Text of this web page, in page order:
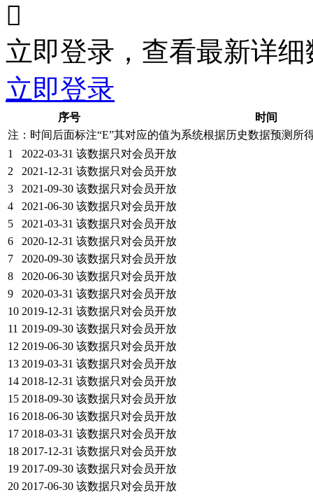

立即登录，查看最新详细
立即登录
序号
时间
注：时间后面标注“E”其对应的值为系统根据历史数据预测所
1
2022-03-31 该数据只对会员开放
2
2021-12-31 该数据只对会员开放
3
2021-09-30 该数据只对会员开放
4
2021-06-30 该数据只对会员开放
5
2021-03-31 该数据只对会员开放
6
2020-12-31 该数据只对会员开放
7
2020-09-30 该数据只对会员开放
8
2020-06-30 该数据只对会员开放
9
2020-03-31 该数据只对会员开放
10 2019-12-31 该数据只对会员开放
11 2019-09-30 该数据只对会员开放
12 2019-06-30 该数据只对会员开放
13 2019-03-31 该数据只对会员开放
14 2018-12-31 该数据只对会员开放
15 2018-09-30 该数据只对会员开放
16 2018-06-30 该数据只对会员开放
17 2018-03-31 该数据只对会员开放
18 2017-12-31 该数据只对会员开放
19 2017-09-30 该数据只对会员开放
20 2017-06-30 该数据只对会员开放